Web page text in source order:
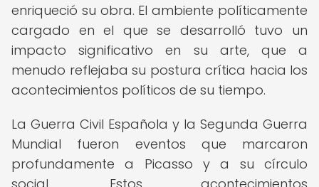
enriqueció su obra. El ambiente políticamente
cargado en el que se desarrolló tuvo un
impacto significativo en su arte, que a
menudo reflejaba su postura crítica hacia los
acontecimientos políticos de su tiempo.
La Guerra Civil Española y la Segunda Guerra
Mundial fueron eventos que marcaron
profundamente a Picasso y a su círculo